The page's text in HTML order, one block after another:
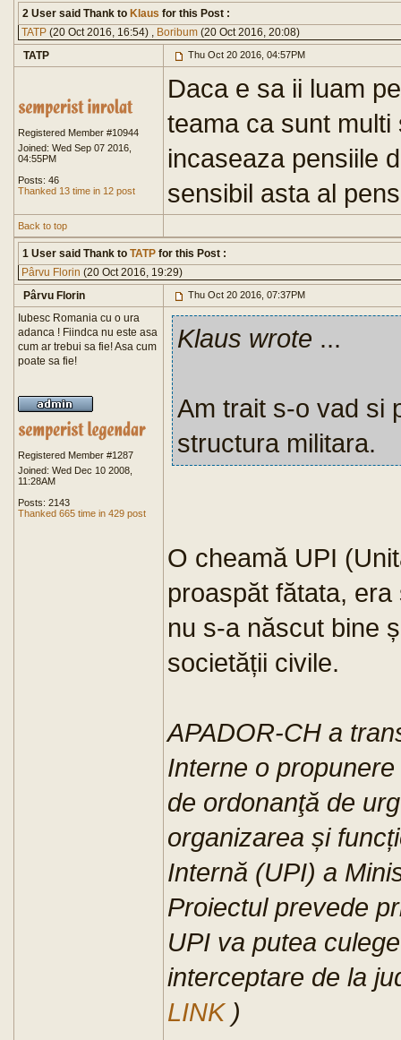
2 User said Thank to Klaus for this Post :
TATP (20 Oct 2016, 16:54) , Boribum (20 Oct 2016, 20:08)
TATP
Thu Oct 20 2016, 04:57PM
Registered Member #10944
Joined: Wed Sep 07 2016,
04:55PM
Posts: 46
Thanked 13 time in 12 post
Daca e sa ii luam
teama ca sunt
incaseaza pensiile
sensibil asta al
Back to top
1 User said Thank to TATP for this Post :
Pârvu Florin (20 Oct 2016, 19:29)
Pârvu Florin
Thu Oct 20 2016, 07:37PM
Iubesc Romania cu o ura
adanca ! Fiindca nu este asa
cum ar trebui sa fie! Asa cum
poate sa fie!
Registered Member #1287
Joined: Wed Dec 10 2008,
11:28AM
Posts: 2143
Thanked 665 time in 429 post
Klaus wrote ...
Am trait s-o vad si
structura militara.
O cheamă UPI
proaspăt fătata,
nu s-a născut bine
societății civile.
APADOR-CH a
Interne o
de ordonanţă de
organizarea și
Internă (UPI) a
Proiectul prevede
UPI va putea
interceptare de la
LINK)